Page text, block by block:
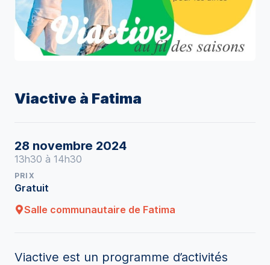
Viactive à Fatima
28 novembre 2024
13h30 à 14h30
PRIX
Gratuit
Salle communautaire de Fatima
Viactive est un programme d’activités